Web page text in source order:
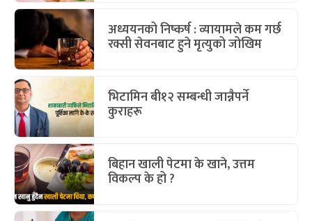
अध्ययनको निष्कर्ष : व्यायामले कम गर्छ
रक्सी सेवनबाट हुने मृत्युको जोखिम
भिटामिन बी१२ सम्बन्धी जान्नैपर्ने
कुराहरू
बिहान खाली पेटमा के खाने, उत्तम
विकल्प के हो ?